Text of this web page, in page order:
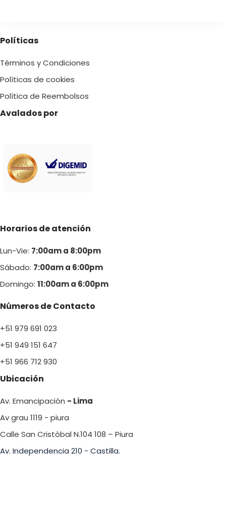
Políticas
Términos y Condiciones
Políticas de cookies
Política de Reembolsos
Avalados por
Horarios de atención
Lun-Vie: 7:00am a 8:00pm
Sábado: 7:00am a 6:00pm
Domingo: 11:00am a 6:00pm
Números de Contacto
+51 979 691 023
+51 949 151 647
+51 966 712 930
Ubicación
Av. Emancipación - Lima
Av grau 1119 - piura
Calle San Cristòbal N.104 108 – Piura
Av. Independencia 210 - Castilla.